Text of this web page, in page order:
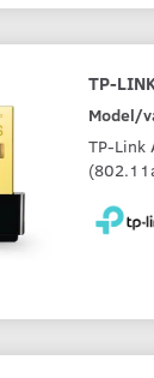
TP-
Model/
TP-Link